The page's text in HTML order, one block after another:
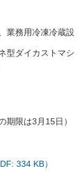
業務用冷凍冷蔵設
型ダイカストマシ
期限は3月15日）
334 KB）